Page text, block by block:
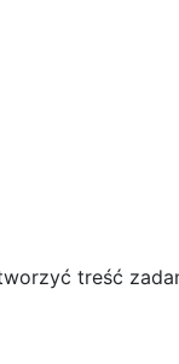
treść